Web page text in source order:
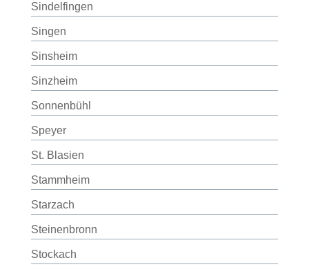
Sindelfingen
Singen
Sinsheim
Sinzheim
Sonnenbühl
Speyer
St. Blasien
Stammheim
Starzach
Steinenbronn
Stockach